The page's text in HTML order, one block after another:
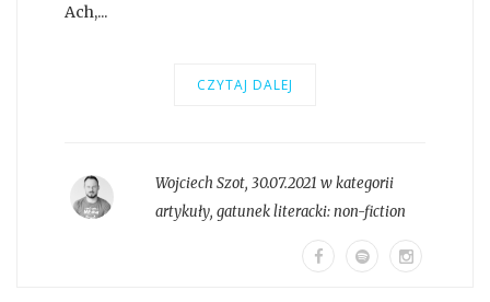
Ach,...
CZYTAJ DALEJ
Wojciech Szot, 30.07.2021 w kategorii
artykuły, gatunek literacki:non-fiction